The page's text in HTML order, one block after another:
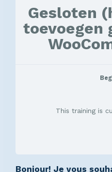
Gesloten
toevoegen
This training is
Bonjour! Je vous